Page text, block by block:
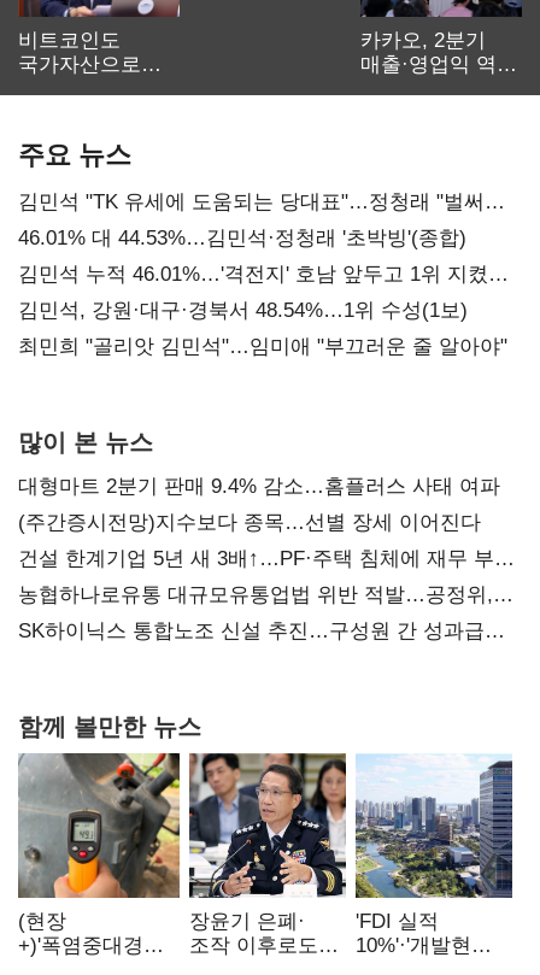
비트코인도
국가자산으로…'
카카오, 2분기
매출·영업익 역대
주요 뉴스
김민석 "TK 유세에 도움되는 당대표"…정청래 "벌써
대표된 양 당직 배분"
46.01% 대 44.53%…김민석·정청래 '초박빙'(종합)
김민석 누적 46.01%…'격전지' 호남 앞두고 1위 지켰다
(2보)
김민석, 강원·대구·경북서 48.54%…1위 수성(1보)
최민희 "골리앗 김민석"…임미애 "부끄러운 줄 알아야"
많이 본 뉴스
대형마트 2분기 판매 9.4% 감소…홈플러스 사태 여파
(주간증시전망)지수보다 종목…선별 장세 이어진다
건설 한계기업 5년 새 3배↑…PF·주택 침체에 재무 부담
확대
농협하나로유통 대규모유통업법 위반 적발…공정위,
과징금 4억6200만원 부과
SK하이닉스 통합노조 신설 추진…구성원 간 성과급
함께 볼만한 뉴스
(현장
+)'폭염중대경보'
장윤기 은폐·
조작 이후로도
'FDI 실적
10%'·'개발현안